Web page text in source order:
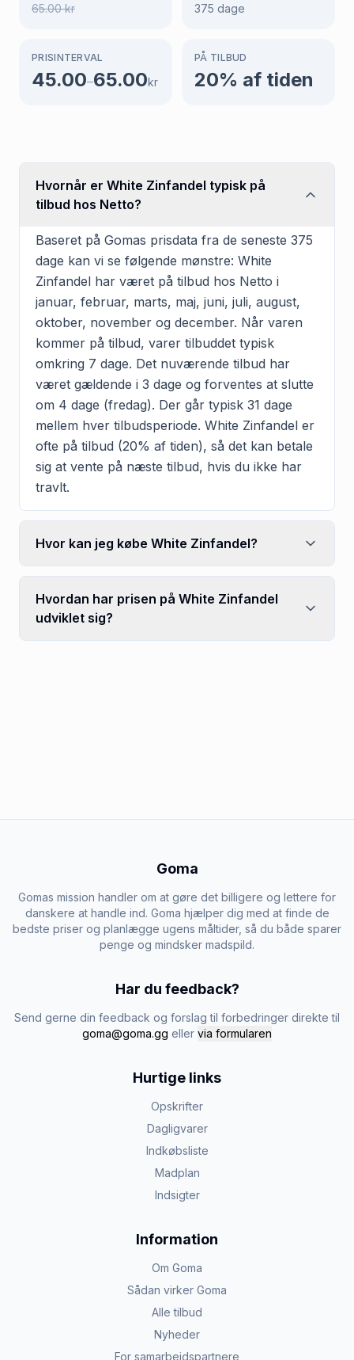
65.00kr 375 dage
PRISINTERVAL
45.00–65.00kr
PÅ TILBUD
20% af tiden
Hvornår er White Zinfandel typisk på
tilbud hos Netto?
Baseret på Gomas prisdata fra de seneste 375
dage kan vi se følgende mønstre: White
Zinfandel har været på tilbud hos Netto i
januar, februar, marts, maj, juni, juli, august,
oktober, november og december. Når varen
kommer på tilbud, varer tilbuddet typisk
omkring 7 dage. Det nuværende tilbud har
været gældende i 3 dage og forventes at slutte
om 4 dage (fredag). Der går typisk 31 dage
mellem hver tilbudsperiode. White Zinfandel er
ofte på tilbud (20% af tiden), så det kan betale
sig at vente på næste tilbud, hvis du ikke har
travlt.
Hvor kan jeg købe White Zinfandel?
Hvordan har prisen på White Zinfandel
udviklet sig?
Goma
Gomas mission handler om at gøre det billigere og lettere for
danskere at handle ind. Goma hjælper dig med at finde de
bedste priser og planlægge ugens måltider, så du både sparer
penge og mindsker madspild.
Har du feedback?
Send gerne din feedback og forslag til forbedringer direkte til
goma@goma.gg eller via formularen
Hurtige links
Opskrifter
Dagligvarer
Indkøbsliste
Madplan
Indsigter
Information
Om Goma
Sådan virker Goma
Alle tilbud
Nyheder
For samarbejdspartnere